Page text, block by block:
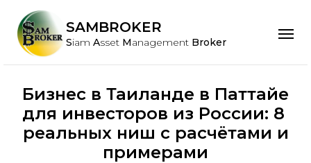
SAMBROKER
Siam Asset Management Broker
Бизнес в Таиланде в Паттайе
для инвесторов из России: 8
реальных ниш с расчётами и
примерами